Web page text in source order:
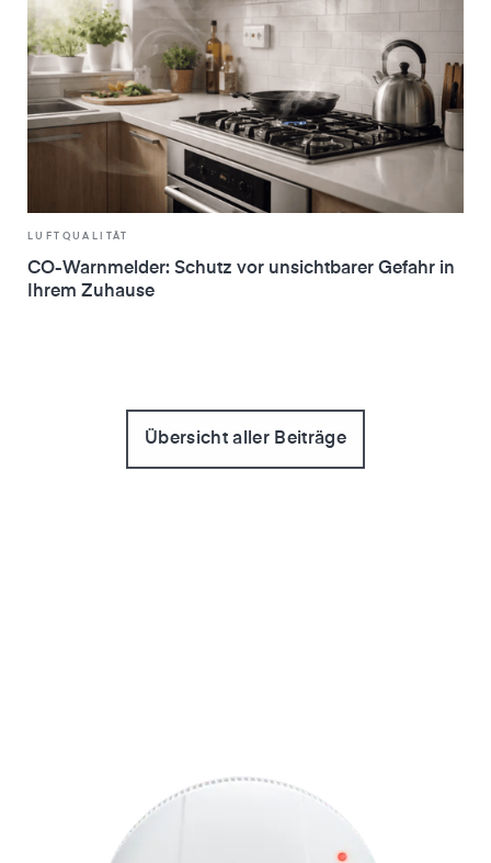
LUFTQUALITÄT
CO-Warnmelder: Schutz vor unsichtbarer Gefahr in
Ihrem Zuhause
Übersicht aller Beiträge